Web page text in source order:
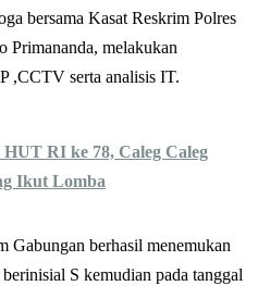
bersama Kasat Reskrim Polres
Primananda, melakukan
,CCTV serta analisis IT.
RI ke 78, Caleg Caleg
Ikut Lomba
berhasil menemukan
S kemudian pada tanggal